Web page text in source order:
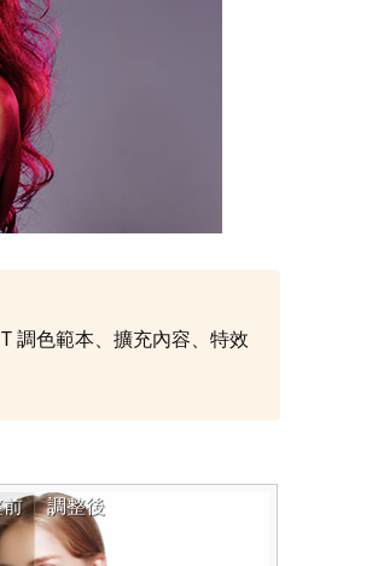
調色範本、擴充內容、特效
調整後
前